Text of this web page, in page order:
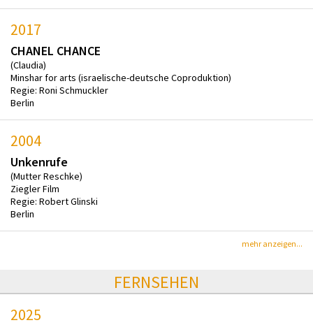
2017
CHANEL CHANCE
(Claudia)
Minshar for arts (israelische-deutsche Coproduktion)
Regie: Roni Schmuckler
Berlin
2004
Unkenrufe
(Mutter Reschke)
Ziegler Film
Regie: Robert Glinski
Berlin
mehr anzeigen...
FERNSEHEN
2025